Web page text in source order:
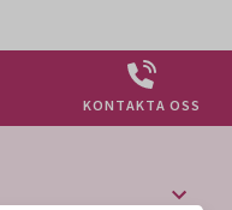
KONTAKTA OSS